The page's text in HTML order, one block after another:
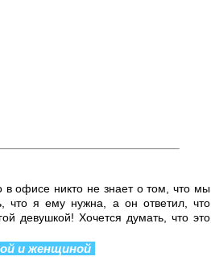
офисе никто не знает о том, что мы
что я ему нужна, а он ответил, что
девушкой! Хочется думать, что это
и женщиной